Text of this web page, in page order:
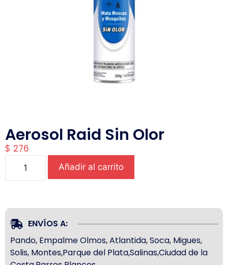
Aerosol Raid Sin Olor
$ 276
Añadir al carrito
ENVÍOS A:
Pando, Empalme Olmos, Atlantida, Soca, Migues,
Solis, Montes,Parque del Plata,Salinas,Ciudad de la